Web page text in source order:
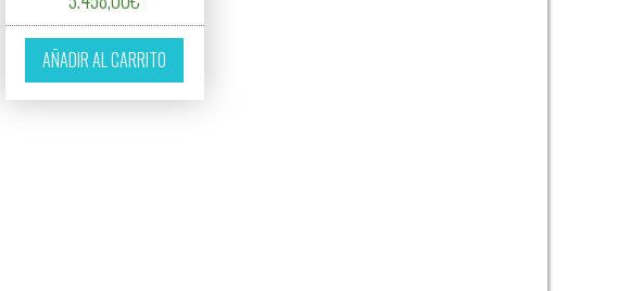
AÑADIR AL CARRITO